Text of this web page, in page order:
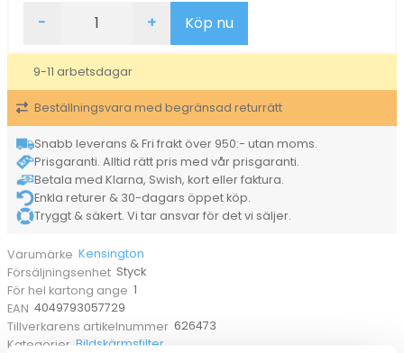
Kensington
Laptop
mängd
- + Köp nu
9-11 arbetsdagar
Beställningsvara med begränsad returrätt
Snabb leverans & Fri frakt över 950:- utan moms.
Prisgaranti. Alltid rätt pris med vår prisgaranti.
Betala med Klarna, Swish, kort eller faktura.
Enkla returer & 30-dagars öppet köp.
Tryggt & säkert. Vi tar ansvar för det vi säljer.
Varumärke Kensington
Försäljningsenhet Styck
För hel kartong ange 1
EAN 4049793057729
Tillverkarens artikelnummer 626473
Kategorier Bildskärmsfilter